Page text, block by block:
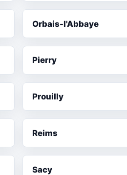
Orbais-l'Abbaye
Pierry
Prouilly
Reims
Sacy